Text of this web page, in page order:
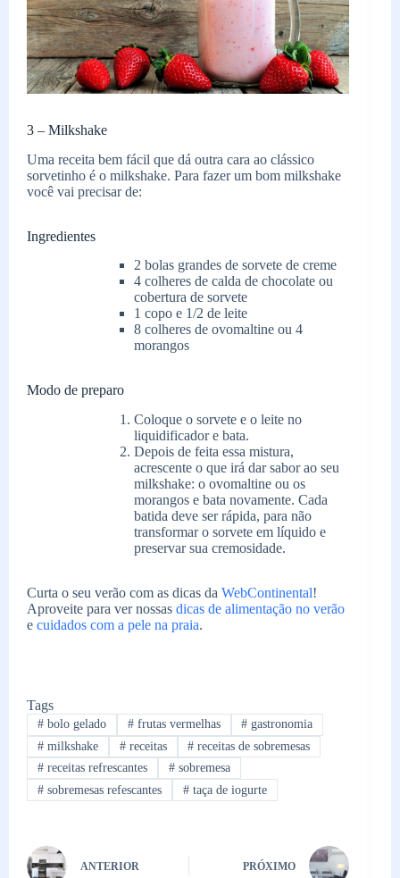
3 – Milkshake
Uma receita bem fácil que dá outra cara ao clássico
sorvetinho é o milkshake. Para fazer um bom milkshake
você vai precisar de:
Ingredientes
2 bolas grandes de sorvete de creme
4 colheres de calda de chocolate ou
cobertura de sorvete
1 copo e 1/2 de leite
8 colheres de ovomaltine ou 4
morangos
Modo de preparo
Coloque o sorvete e o leite no
liquidificador e bata.
Depois de feita essa mistura,
acrescente o que irá dar sabor ao seu
milkshake: o ovomaltine ou os
morangos e bata novamente. Cada
batida deve ser rápida, para não
transformar o sorvete em líquido e
preservar sua cremosidade.
Curta o seu verão com as dicas da WebContinental!
Aproveite para ver nossas dicas de alimentação no verão
e cuidados com a pele na praia.
Tags
#bolo gelado #frutas vermelhas # gastronomia
#milkshake #receitas # receitas de sobremesas
#receitas refrescantes #sobremesa
#sobremesas refescantes #taça de iogurte
ANTERIOR PRÓXIMO